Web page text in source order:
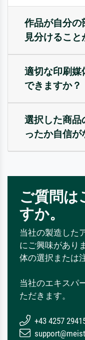
作品が自分の
見分けること
適切な印刷媒
できますか？
選択した商品
ったか自信が
ご質問は
すか。
当社の製造した
にご興味があり
体の選択または
当社のエキスパ
ただきます。
+43 4257